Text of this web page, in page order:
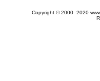
Copyright © 2000 -2020